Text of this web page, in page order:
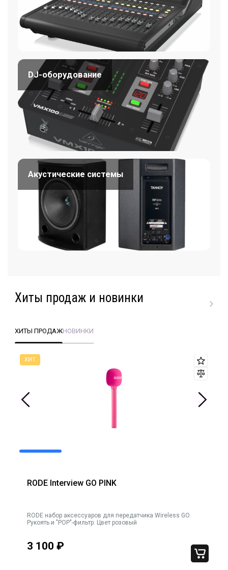
DJ-оборудование
Акустические системы
Хиты продаж и новинки
ХИТЫ ПРОДАЖНОВИНКИ
RODE Interview GO PINK
RODE набор аксессуаров для передатчика Wireless GO.
Рукоять и "POP"-фильтр. Цвет розовый
3 100 ₽